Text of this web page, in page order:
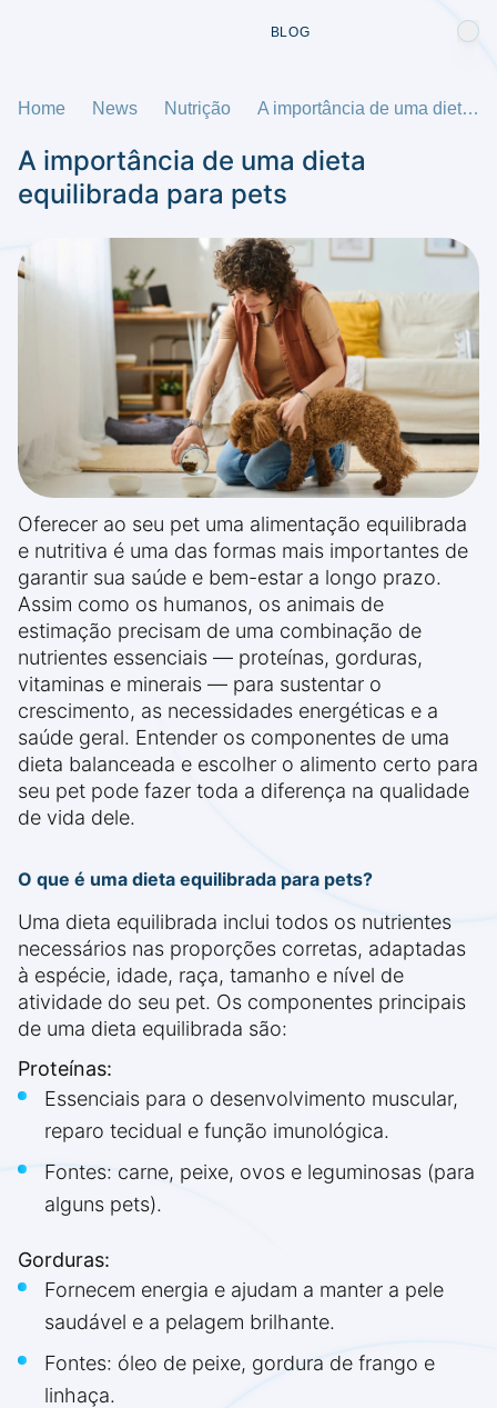
BLOG
Home News Nutrição A importância de uma dieta equilibrada para pets
A importância de uma dieta
equilibrada para pets
Oferecer ao seu pet uma alimentação equilibrada
e nutritiva é uma das formas mais importantes de
garantir sua saúde e bem-estar a longo prazo.
Assim como os humanos, os animais de
estimação precisam de uma combinação de
nutrientes essenciais — proteínas, gorduras,
vitaminas e minerais — para sustentar o
crescimento, as necessidades energéticas e a
saúde geral. Entender os componentes de uma
dieta balanceada e escolher o alimento certo para
seu pet pode fazer toda a diferença na qualidade
de vida dele.
O que é uma dieta equilibrada para pets?
Uma dieta equilibrada inclui todos os nutrientes
necessários nas proporções corretas, adaptadas
à espécie, idade, raça, tamanho e nível de
atividade do seu pet. Os componentes principais
de uma dieta equilibrada são:
Proteínas:
Essenciais para o desenvolvimento muscular,
reparo tecidual e função imunológica.
Fontes: carne, peixe, ovos e leguminosas (para
alguns pets).
Gorduras:
Fornecem energia e ajudam a manter a pele
saudável e a pelagem brilhante.
Fontes: óleo de peixe, gordura de frango e
linhaça.